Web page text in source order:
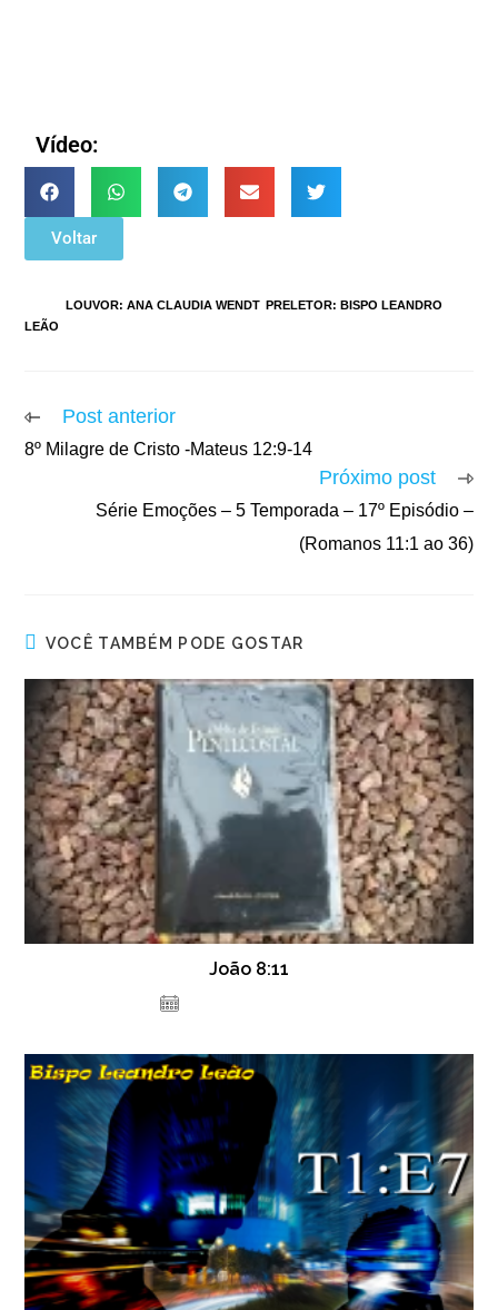
Vídeo:
Voltar
:LOUVOR: ANA CLAUDIA WENDT, PRELETOR: BISPO LEANDRO
LEÃO
Post anterior
8º Milagre de Cristo -Mateus 12:9-14
Próximo post
Série Emoções – 5 Temporada – 17º Episódio –
(Romanos 11:1 ao 36)
VOCÊ TAMBÉM PODE GOSTAR
João 8:11